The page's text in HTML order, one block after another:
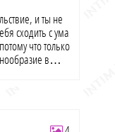
и ты не
сходить с ума
что только
в